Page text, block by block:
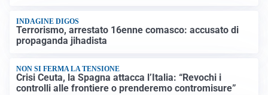
INDAGINE DIGOS
Terrorismo, arrestato 16enne comasco: accusato di
propaganda jihadista
NON SI FERMA LA TENSIONE
Crisi Ceuta, la Spagna attacca l’Italia: “Revochi i
controlli alle frontiere o prenderemo contromisure”